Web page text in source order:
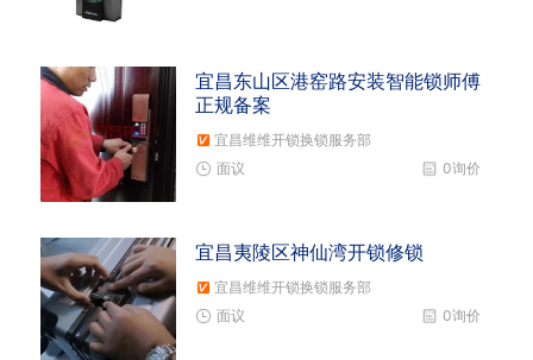
宜昌东山区港窑路安装智能锁师傅
正规备案
宜昌维维开锁换锁服务部
0询价
面议
宜昌夷陵区神仙湾开锁修锁
宜昌维维开锁换锁服务部
0询价
面议